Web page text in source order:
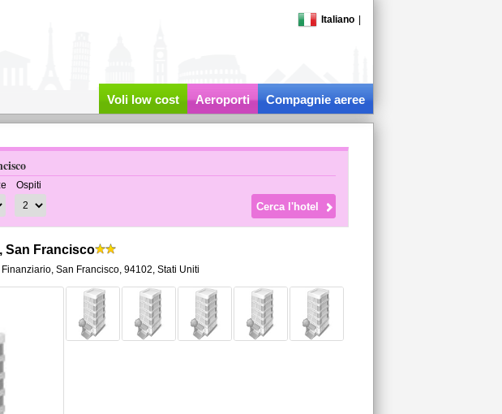
Italiano
Voli low cost Aeroporti Compagnie aeree
Ospiti
San Francisco
San Francisco, 94102, Stati Uniti